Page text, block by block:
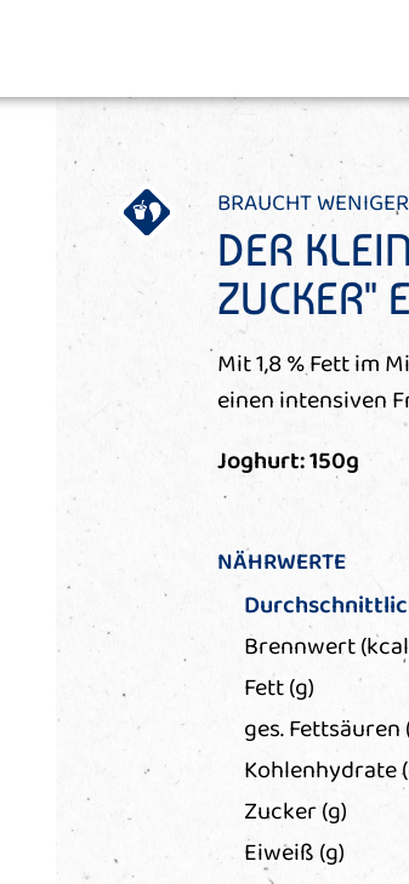
BRAUCHT
DER
ZUCKER"
Mit 1,8 % Fett im
einen intensiven
Joghurt: 150g
NÄHRWERTE
Brennwert
Fett (g)
ges. Fettsäuren
Kohlenhydrate
Zucker (g)
Eiweiß (g)